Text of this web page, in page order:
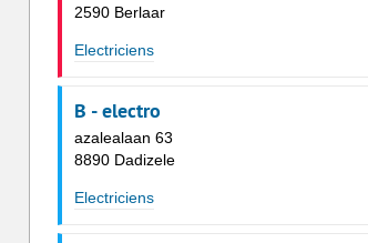
2590 Berlaar
Electriciens
B - electro
azalealaan 63
8890 Dadizele
Electriciens